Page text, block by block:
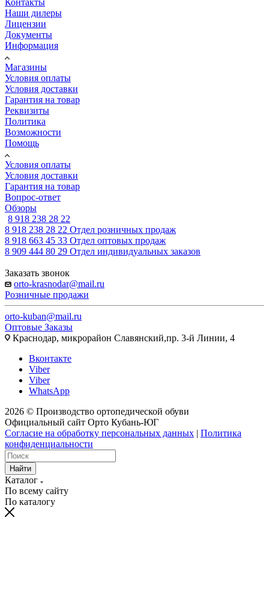
Контакты
Наши дилеры
Лицензии
Документы
Информация
Магазины
Условия оплаты
Условия доставки
Гарантия на товар
Реквизиты
Политика
Возможности
Помощь
Условия оплаты
Условия доставки
Гарантия на товар
Вопрос-ответ
Обзоры
8 918 238 28 22
8 918 238 28 22 Отдел розничных продаж
8 918 663 45 33 Отдел оптовых продаж
8 909 444 80 29 Отдел индивидуальных заказов
Заказать звонок
orto-krasnodar@mail.ru
Розничные продажи
orto-kuban@mail.ru
Оптовые Заказы
Краснодар, микрорайон Славянский,пр. 3-й Линии, 4
Вконтакте
Viber
Viber
WhatsApp
2026 © Производство ортопедической обуви
Официальный сайт Орто Кубань-ЮГ
Согласие на обработку персональных данных | Политика
конфиденциальности
Найти
Каталог
По всему сайту
По каталогу